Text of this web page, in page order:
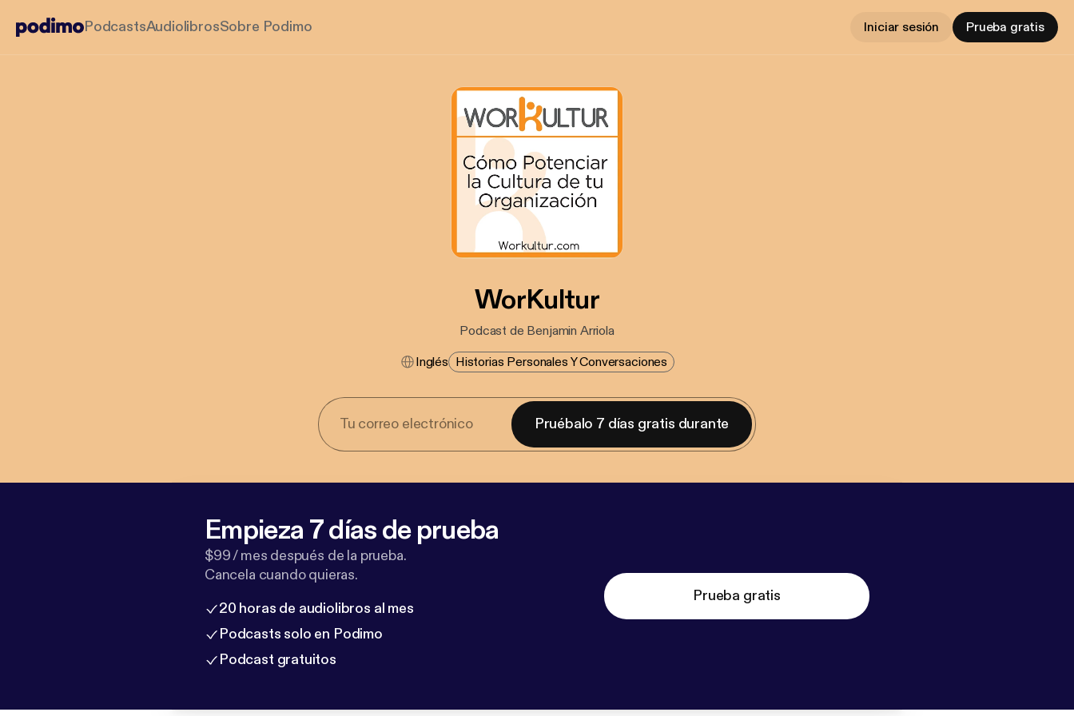
PodcastsAudiolibrosSobre Podimo Iniciar sesión Prueba gratis
WorKultur
Podcast de Benjamin Arriola
Inglés Historias Personales Y Conversaciones
Pruébalo 7 días gratis durante
Empieza 7 días de prueba
$99 / mes después de la prueba.
Cancela cuando quieras.
20 horas de audiolibros al mes
Podcasts solo en Podimo
Podcast gratuitos
Prueba gratis